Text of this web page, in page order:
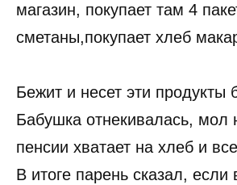
магазин, покупает там 4
сметаны,покупает хлеб
Бежит и несет эти продукты
Бабушка отнекивалась, мол
пенсии хватает на хлеб и
В итоге парень сказал, если